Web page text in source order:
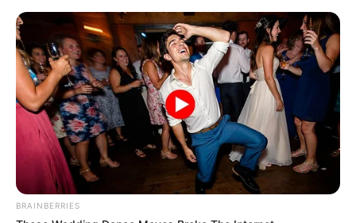
JUNON DES ROSES (1) vient de renouer avec le succès dans
une épreuve réservée aux amateurs, confirmant sa très
bonne condition physique du moment. Certes, l’opposition
sera nettement plus relevée ici, mais elle apprécie
particulièrement l’anneau de Cabourg où elle a déjà
montré de la compétitivité. Présentée avec de petits alus,
une configuration qui lui réussit, elle devrait encore fournir
sa meilleure valeur. Bien placée au premier échelon, elle
pourra attendre son heure avant de placer sa pointe de
vitesse.
BRAINBERRIES